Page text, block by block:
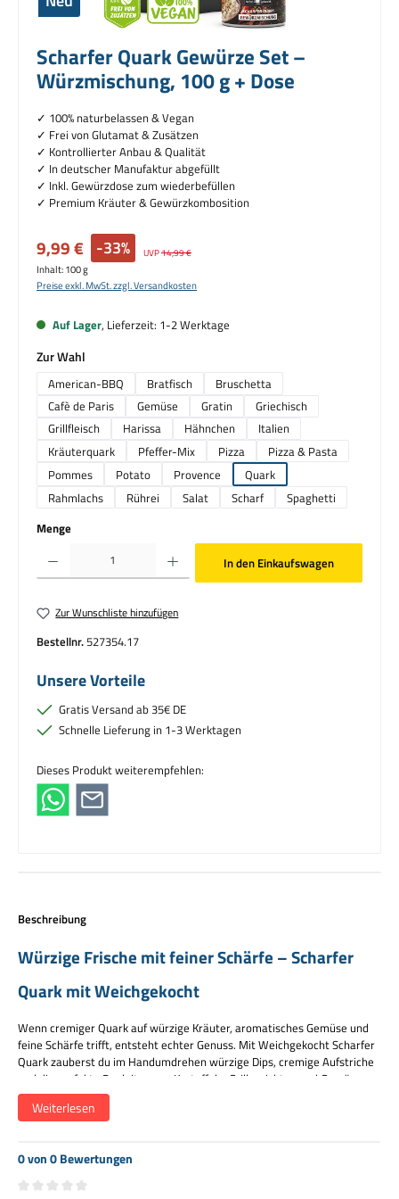
Scharfer Quark Gewürze Set –
Würzmischung, 100 g + Dose
✓ 100% naturbelassen & Vegan
✓ Frei von Glutamat & Zusätzen
✓ Kontrollierter Anbau & Qualität
✓ In deutscher Manufaktur abgefüllt
✓ Inkl. Gewürzdose zum wiederbefüllen
✓ Premium Kräuter & Gewürzkombosition
Verkaufspreis:
9,99 € -33% Regulärer Preis:
UVP14,99 €
Inhalt:100 g
Preise exkl. MwSt. zzgl. Versandkosten
Auf Lager, Lieferzeit: 1-2 Werktage
Zur Wahl
American-BBQ Bratfisch
Bruschetta
Cafè de Paris
Gemüse Gratin
Griechisch
Grillfleisch
Harissa Hähnchen
Italien
Kräuterquark
Pfeffer-Mix Pizza
Pizza & Pasta
Pommes
Potato Provence
Quark
Rahmlachs
Rührei Salat Scharf
Spaghetti
Menge
Produkt Anzahl: Gib den gewünschten Wert ein oder benutze die Schaltflächen um die Anzahl zu
In den Einkaufswagen
Zur Wunschliste hinzufügen
Bestellnr.527354.17
Unsere Vorteile
Gratis Versand ab 35€ DE
Schnelle Lieferung in 1-3 Werktagen
Dieses Produkt weiterempfehlen:
Beschreibung
Würzige Frische mit feiner Schärfe – Scharfer
Quark mit Weichgekocht
Wenn cremiger Quark auf würzige Kräuter, aromatisches Gemüse und
feine Schärfe trifft, entsteht echter Genuss. Mit Weichgekocht Scharfer
Quark zauberst du im Handumdrehen würzige Dips, cremige Aufstriche
und die perfekte Begleitung zu Kartoffeln, Grillgerichten und Gemüse.
Würzig frisch · cremig · mit angenehmer Schärfe
Weiterlesen
0 von 0 Bewertungen